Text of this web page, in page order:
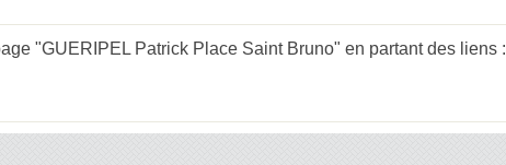
"GUERIPEL Patrick Place Saint Bruno" en partant des liens :